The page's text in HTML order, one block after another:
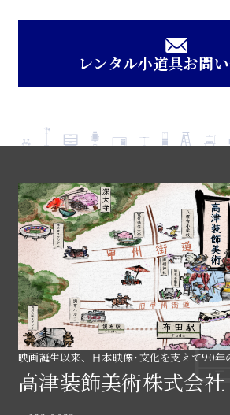
レンタル小道具お問
映画誕生以来、日本映像･文化を支えて90年
高津装飾美術株式会社